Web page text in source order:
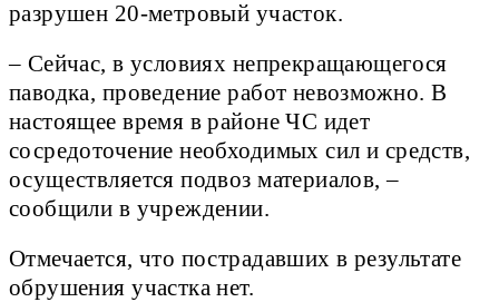
разрушен 20-метровый участок.
– Сейчас, в условиях непрекращающегося
паводка, проведение работ невозможно. В
настоящее время в районе ЧС идет
сосредоточение необходимых сил и средств,
осуществляется подвоз материалов, –
сообщили в учреждении.
Отмечается, что пострадавших в результате
обрушения участка нет.